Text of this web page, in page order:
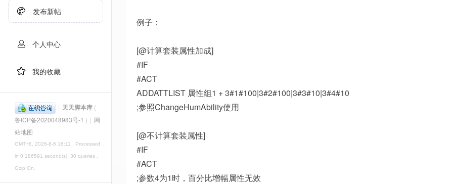
发布新帖
个人中心
我的收藏
| 天天脚本库 (
鲁ICP备2020048983号-1 ) | 网
站地图
GMT+8, 2026-8-6 16:11 , Processed
in 0.186591 second(s), 30 queries ,
Gzip On.
例子：
[@计算套装属性加成]
#IF
#ACT
ADDATTLIST 属性组1 + 3#1#100|3#2#100|3#3#10|3#4#10
;参照ChangeHumAbility使用
[@不计算套装属性]
#IF
#ACT
;参数4为1时，百分比增幅属性无效